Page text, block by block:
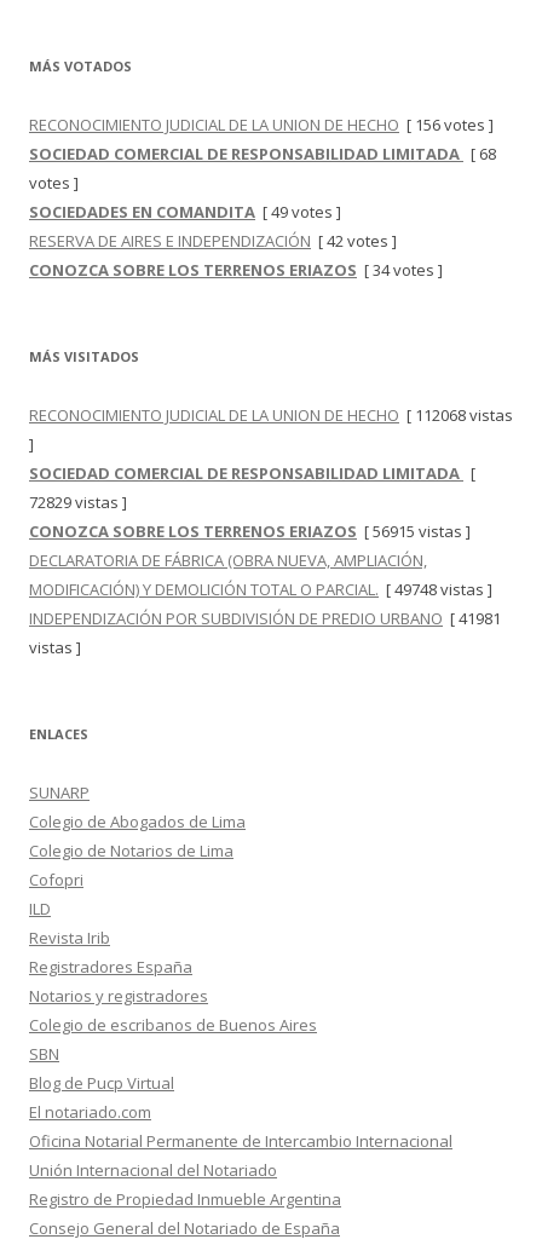
MÁS VOTADOS
RECONOCIMIENTO JUDICIAL DE LA UNION DE HECHO [ 156 votes ]
SOCIEDAD COMERCIAL DE RESPONSABILIDAD LIMITADA [ 68
votes ]
SOCIEDADES EN COMANDITA [ 49 votes ]
RESERVA DE AIRES E INDEPENDIZACIÓN [ 42 votes ]
CONOZCA SOBRE LOS TERRENOS ERIAZOS [ 34 votes ]
MÁS VISITADOS
RECONOCIMIENTO JUDICIAL DE LA UNION DE HECHO [ 112068 vistas
]
SOCIEDAD COMERCIAL DE RESPONSABILIDAD LIMITADA [
72829 vistas ]
CONOZCA SOBRE LOS TERRENOS ERIAZOS [ 56915 vistas ]
DECLARATORIA DE FÁBRICA (OBRA NUEVA, AMPLIACIÓN,
MODIFICACIÓN) Y DEMOLICIÓN TOTAL O PARCIAL. [ 49748 vistas ]
INDEPENDIZACIÓN POR SUBDIVISIÓN DE PREDIO URBANO [ 41981
vistas ]
ENLACES
SUNARP
Colegio de Abogados de Lima
Colegio de Notarios de Lima
Cofopri
ILD
Revista Irib
Registradores España
Notarios y registradores
Colegio de escribanos de Buenos Aires
SBN
Blog de Pucp Virtual
El notariado.com
Oficina Notarial Permanente de Intercambio Internacional
Unión Internacional del Notariado
Registro de Propiedad Inmueble Argentina
Consejo General del Notariado de España